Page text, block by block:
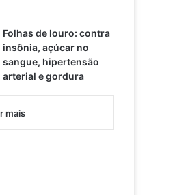
Folhas de louro: contra
insônia, açúcar no
sangue, hipertensão
arterial e gordura
mais